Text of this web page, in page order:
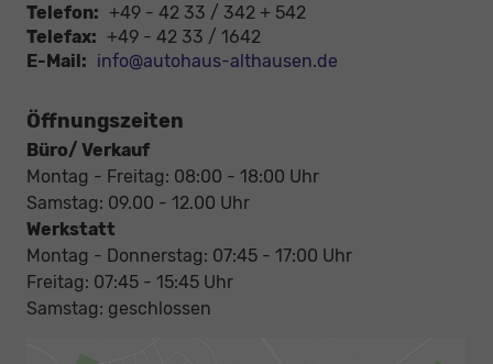
Telefon: +49 - 42 33 / 342 + 542
Telefax: +49 - 42 33 / 1642
E-Mail: info@autohaus-althausen.de
Öffnungszeiten
Büro/ Verkauf
Montag - Freitag: 08:00 - 18:00 Uhr
Samstag: 09.00 - 12.00 Uhr
Werkstatt
Montag - Donnerstag: 07:45 - 17:00 Uhr
Freitag: 07:45 - 15:45 Uhr
Samstag: geschlossen